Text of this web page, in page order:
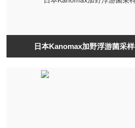
日本Kanomax加野浮游菌采